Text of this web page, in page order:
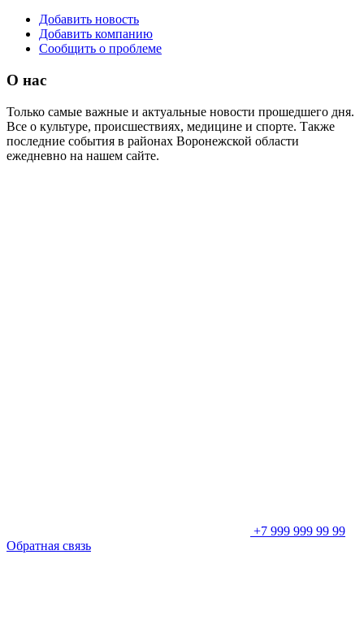
Добавить новость
Добавить компанию
Сообщить о проблеме
О нас
Только самые важные и актуальные новости прошедшего дня.
Все о культуре, происшествиях, медицине и спорте. Также
последние события в районах Воронежской области
ежедневно на нашем сайте.
+7 999 999 99 99
Обратная связь